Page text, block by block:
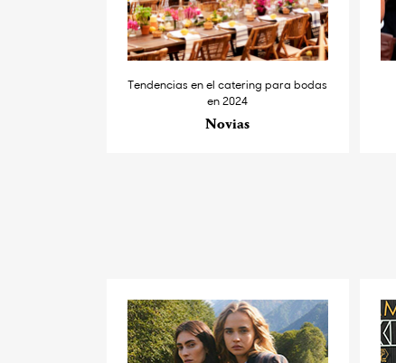
Tendencias en el catering para bodas
en 2024
Novias